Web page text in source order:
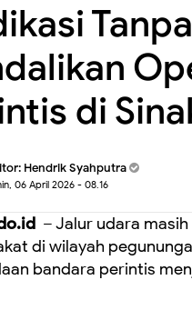
di
Hendrik Syahputra
06 April 2026 - 08.16
– Jalur udara
di wilayah
bandara perintis